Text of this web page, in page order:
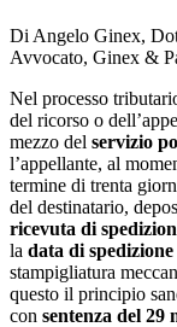
Di Angelo Ginex,
Avvocato, Ginex &
Nel processo
del ricorso o
mezzo del servizio
l’appellante, al
termine di trenta
del destinatario,
ricevuta di
la data di spedizione
stampigliatura
questo il principio
con sentenza del 29